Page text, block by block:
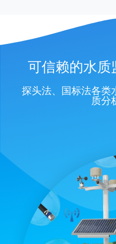
可信赖的水质
探头法、国标法各类
质分